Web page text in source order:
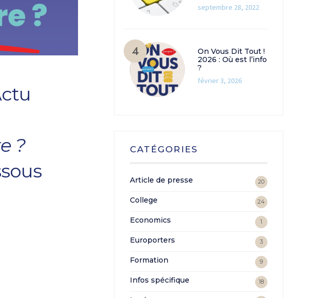
?
septembre 28, 2022
On Vous Dit Tout !
2026 : Où est l’info
?
février 3, 2026
CATÉGORIES
Article de presse 20
College 24
Economics 1
Europorters 3
Formation 9
Infos spécifique 18